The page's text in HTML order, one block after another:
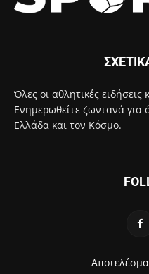
Όλες οι αθλητικές ειδήσεις
Ενημερωθείτε ζωντανά για
Ελλάδα και τον Κόσμο.